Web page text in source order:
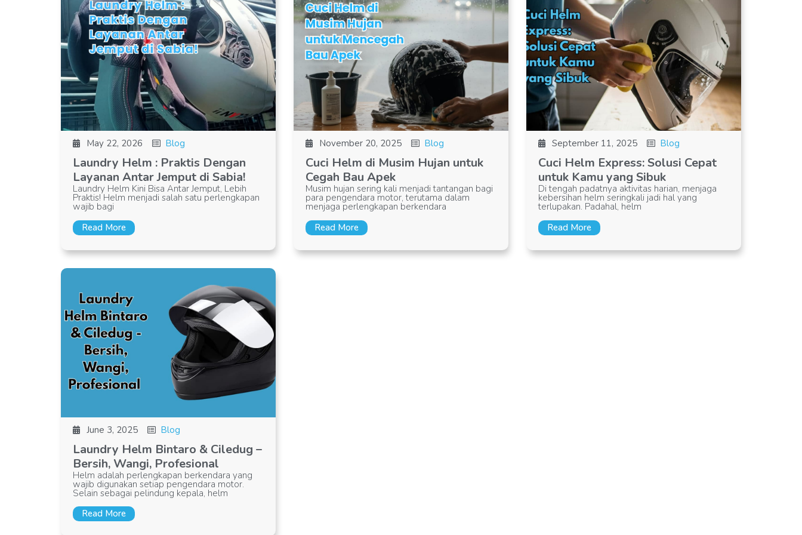
May 22, 2026 Blog
Laundry Helm : Praktis Dengan
Layanan Antar Jemput di Sabia!
Laundry Helm Kini Bisa Antar Jemput, Lebih
Praktis! Helm menjadi salah satu perlengkapan
wajib bagi
Read More
November 20, 2025 Blog
Cuci Helm di Musim Hujan untuk
Cegah Bau Apek
Musim hujan sering kali menjadi tantangan bagi
para pengendara motor, terutama dalam
menjaga perlengkapan berkendara
Read More
September 11, 2025 Blog
Cuci Helm Express: Solusi Cepat
untuk Kamu yang Sibuk
Di tengah padatnya aktivitas harian, menjaga
kebersihan helm seringkali jadi hal yang
terlupakan. Padahal, helm
Read More
June 3, 2025 Blog
Laundry Helm Bintaro & Ciledug –
Bersih, Wangi, Profesional
Helm adalah perlengkapan berkendara yang
wajib digunakan setiap pengendara motor.
Selain sebagai pelindung kepala, helm
Read More